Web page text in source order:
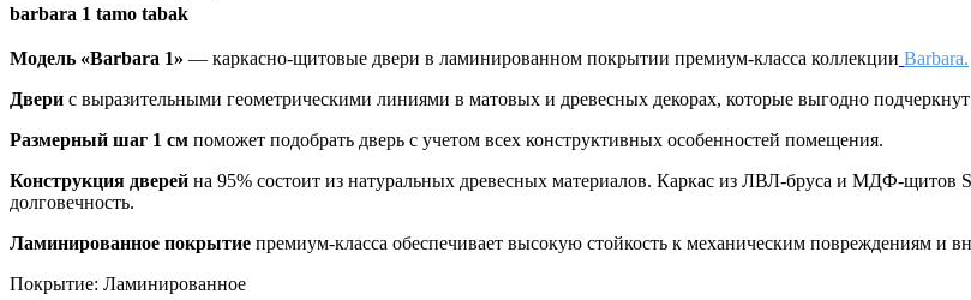
barbara 1 tamo tabak
Модель «Barbara 1» — каркасно-щитовые двери в ламинированном покрытии премиум-класса коллекции Barbara.
Двери с выразительными геометрическими линиями в матовых и древесных декорах, которые выгодно подчеркнут
Размерный шаг 1 см поможет подобрать дверь с учетом всех конструктивных особенностей помещения.
Конструкция дверей на 95% состоит из натуральных древесных материалов. Каркас из ЛВЛ-бруса и МДФ-
долговечность.
Ламинированное покрытие премиум-класса обеспечивает высокую стойкость к механическим повреждениям и
Покрытие: Ламинированное